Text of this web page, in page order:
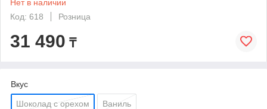
Нет в наличии
Код: 618
Розница
31 490 ₸
Вкус
Шоколад с орехом Ваниль